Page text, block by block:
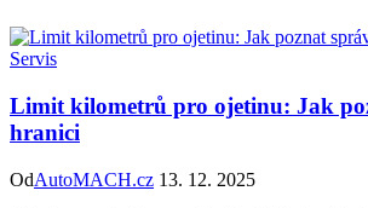
Servis
Limit kilometrů pro ojetinu: Jak
hranici
OdAutoMACH.cz 13. 12. 2025